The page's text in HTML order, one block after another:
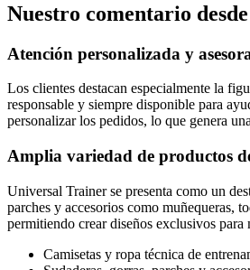
Nuestro comentario
Atención personalizada y
Los clientes destacan especialmente la
responsable y siempre disponible para
personalizar los pedidos, lo que genera
Amplia variedad de productos
Universal Trainer se presenta como un
parches y accesorios como muñequeras,
permitiendo crear diseños exclusivos
Camisetas y ropa técnica de